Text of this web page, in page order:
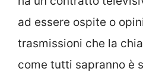
ad essere ospite o
trasmissioni che la
come tutti sapranno è